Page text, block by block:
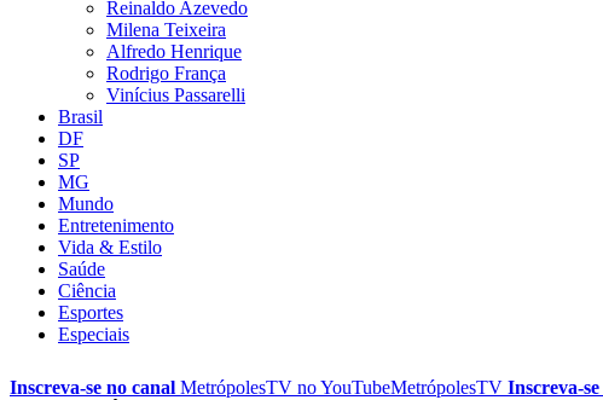
Reinaldo Azevedo
Milena Teixeira
Alfredo Henrique
Rodrigo França
Vinícius Passarelli
Brasil
DF
SP
MG
Mundo
Entretenimento
Vida & Estilo
Saúde
Ciência
Esportes
Especiais
Inscreva-se no canal MetrópolesTV noYouTubeMetrópolesTV Inscreva-se